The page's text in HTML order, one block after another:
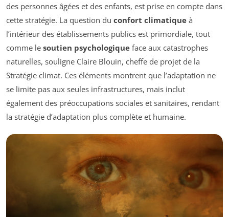
des personnes âgées et des enfants, est prise en compte dans
cette stratégie. La question du confort climatique à
l’intérieur des établissements publics est primordiale, tout
comme le soutien psychologique face aux catastrophes
naturelles, souligne Claire Blouin, cheffe de projet de la
Stratégie climat. Ces éléments montrent que l’adaptation ne
se limite pas aux seules infrastructures, mais inclut
également des préoccupations sociales et sanitaires, rendant
la stratégie d’adaptation plus complète et humaine.